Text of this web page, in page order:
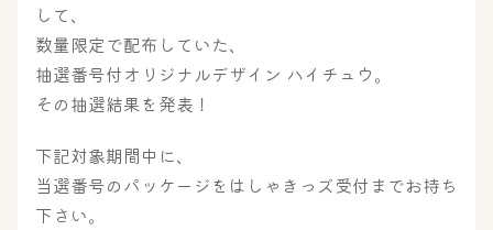
大浴場
屋内レジャープール
して、
数量限定で配布していた、
抽選番号付オリジナルデザイン ハイチュウ。
その抽選結果を発表！
下記対象期間中に、
当選番号のパッケージをはしゃきっズ受付までお持ち
下さい。